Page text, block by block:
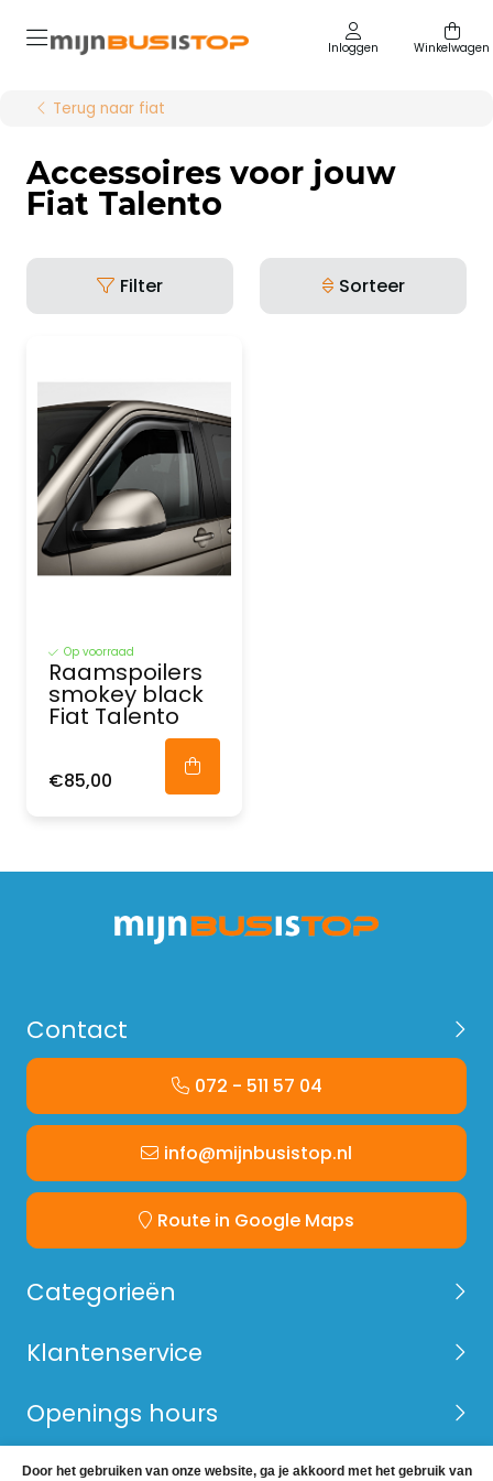
Inloggen Winkelwagen
Terug naar fiat
Accessoires voor jouw
Fiat Talento
Filter Sorteer
Op voorraad
Raamspoilers
smokey black
Fiat Talento
€85,00
Contact
072 - 511 57 04
info@mijnbusistop.nl
Route in Google Maps
Categorieën
Klantenservice
Openings hours
Door het gebruiken van onze website, ga je akkoord met het gebruik van